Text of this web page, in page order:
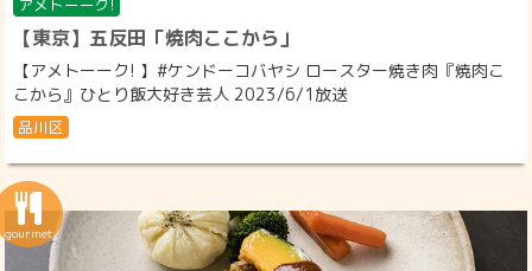
【東京】五反田「焼肉ここから」
【アメトーーク! 】#ケンドーコバヤシ ロースター焼き肉『焼肉こ
こから』ひとり飯大好き芸人 2023/6/1放送
品川区